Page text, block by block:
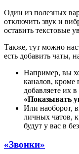
Один из полезных
отключить звук и
оставить текстовые
Также, тут можно
есть добавить чаты,
Например, вы
каналов,
добавляете их
«Показывать
Или наоборот,
личных чатов,
будут у вас в
«Звонки»